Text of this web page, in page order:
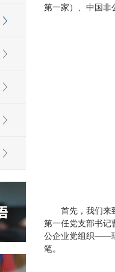
第一家）、中国非
首先，我们来
第一任党支部书记
公企业党组织——
笔。